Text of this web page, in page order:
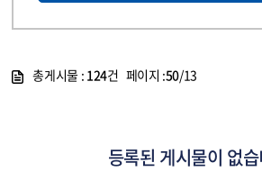
총게시물 : 124건 페이지 :50/13
등록된 게시물이 없